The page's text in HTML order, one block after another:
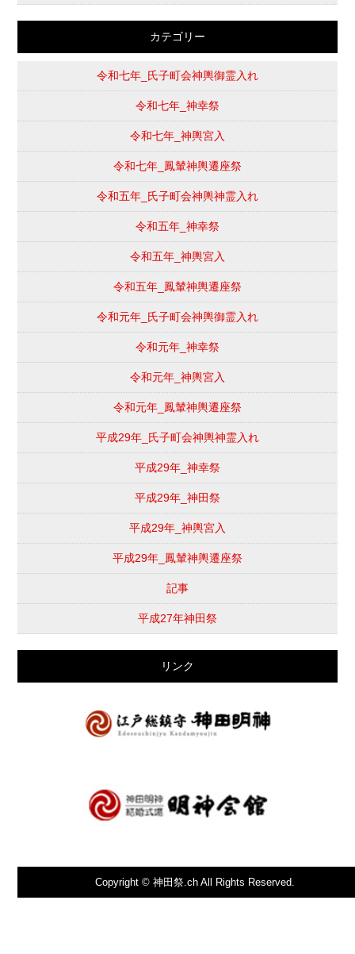
カテゴリー
令和七年_氏子町会神輿御霊入れ
令和七年_神幸祭
令和七年_神輿宮入
令和七年_鳳輦神輿遷座祭
令和五年_氏子町会神輿神霊入れ
令和五年_神幸祭
令和五年_神輿宮入
令和五年_鳳輦神輿遷座祭
令和元年_氏子町会神輿御霊入れ
令和元年_神幸祭
令和元年_神輿宮入
令和元年_鳳輦神輿遷座祭
平成29年_氏子町会神輿神霊入れ
平成29年_神幸祭
平成29年_神田祭
平成29年_神輿宮入
平成29年_鳳輦神輿遷座祭
記事
平成27年神田祭
リンク
Copyright © 神田祭.ch All Rights Reserved.